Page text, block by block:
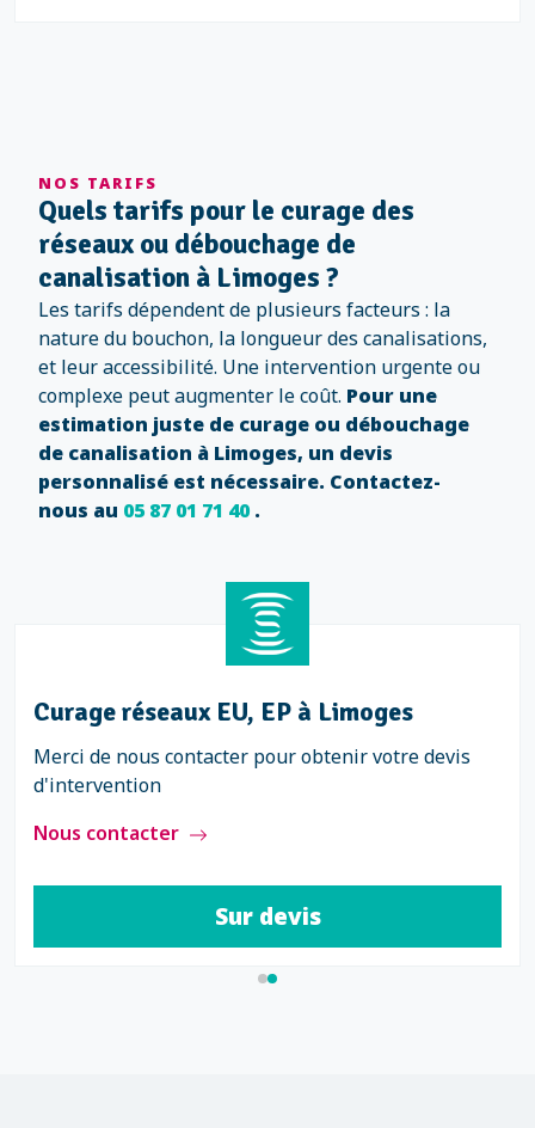
NOS TARIFS
Quels tarifs pour le curage des
réseaux ou débouchage de
canalisation à Limoges ?
Les tarifs dépendent de plusieurs facteurs : la
nature du bouchon, la longueur des canalisations,
et leur accessibilité. Une intervention urgente ou
complexe peut augmenter le coût. Pour une
estimation juste de curage ou débouchage
de canalisation à Limoges, un devis
personnalisé est nécessaire. Contactez-
nous au 05 87 01 71 40.
Curage réseaux EU, EP à Limoges
Merci de nous contacter pour obtenir votre devis
d'intervention
Nous contacter
Sur devis